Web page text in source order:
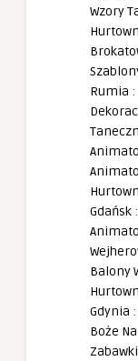
Wzory
Rumia :
Gdańsk :
Balony
Gdynia :
Boże
Zabawki